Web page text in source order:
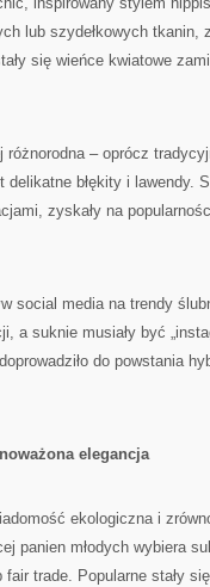
lub szydełkowych tkanin,
się wieńce kwiatowe
różnorodna – oprócz
delikatne błękity i lawendy.
zyskały na
social media na trendy
a suknie musiały być
do powstania
elegancja
ekologiczna i
panien młodych wybiera
trade. Popularne stały